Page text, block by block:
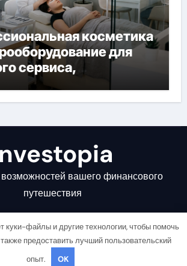
косметика
для
сервиса,
ресниц и
вашего финансового
путешествия
reserved |
куки-файлы и другие технологии, чтобы помочь
предоставить лучший пользовательский
опыт.
OK